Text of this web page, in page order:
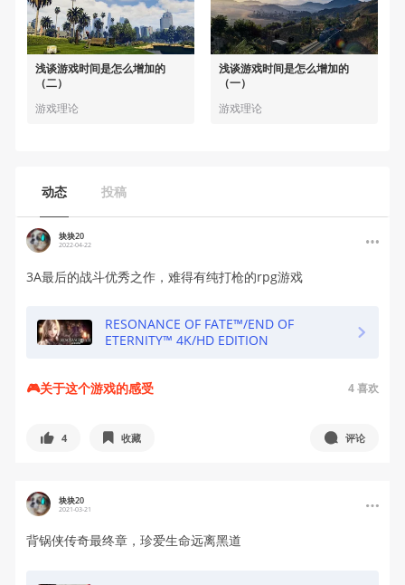
浅谈游戏时间是怎么增加的
（二）
游戏理论
浅谈游戏时间是怎么增加的
（一）
游戏理论
动态 投稿
块块20
2022-04-22
3A最后的战斗优秀之作，难得有纯打枪的rpg游戏
RESONANCE OF FATE™/END OF
ETERNITY™ 4K/HD EDITION
🎮关于这个游戏的感受 4喜欢
4 收藏 评论
块块20
2021-03-21
背锅侠传奇最终章，珍爱生命远离黑道